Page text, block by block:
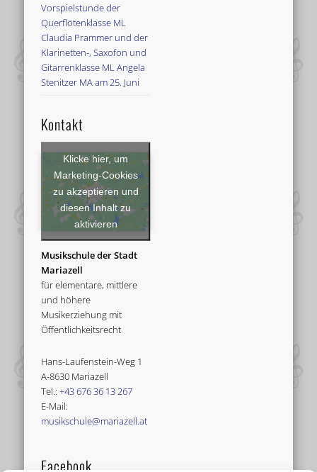
Vorspielstunde der
Querflötenklasse ML
Claudia Prammer und der
Klarinetten-, Saxofon und
Gitarrenklasse ML Angela
Stenitzer MA am 25. Juni
Kontakt
Klicke hier, um
Marketing-Cookies
zu akzeptieren und
diesen Inhalt zu
aktivieren
Musikschule der Stadt
Mariazell
für elementare, mittlere
und höhere
Musikerziehung mit
Öffentlichkeitsrecht
Hans-Laufenstein-Weg 1
A-8630 Mariazell
Tel.:+43 676 36 13 267
E-Mail:
musikschule@mariazell.at
Facebook